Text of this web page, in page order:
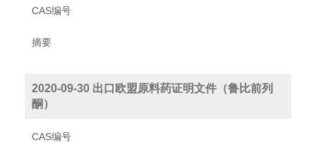
CAS编号
摘要
2020-09-30 出口欧盟原料药证明文件（鲁比前列
酮）
CAS编号